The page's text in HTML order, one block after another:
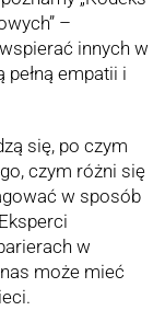
–
innych w
empatii i
się, po czym
czym różni się
w sposób
w
może mieć